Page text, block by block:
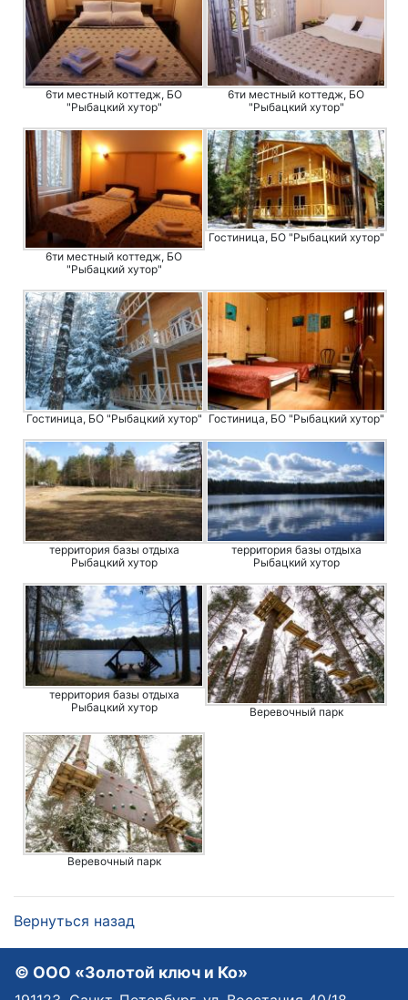
6ти местный коттедж, БО
"Рыбацкий хутор"
6ти местный коттедж, БО
"Рыбацкий хутор"
6ти местный коттедж, БО
"Рыбацкий хутор"
Гостиница, БО "Рыбацкий хутор"
Гостиница, БО "Рыбацкий хутор" Гостиница, БО "Рыбацкий хутор"
территория базы отдыха
Рыбацкий хутор
территория базы отдыха
Рыбацкий хутор
территория базы отдыха
Рыбацкий хутор
Веревочный парк
Веревочный парк
Вернуться назад
© OOO «Золотой ключ и Ко»